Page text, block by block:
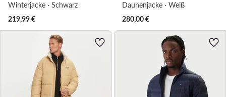
Winterjacke · Schwarz
219,99€
Daunenjacke · Weiß
280,00€